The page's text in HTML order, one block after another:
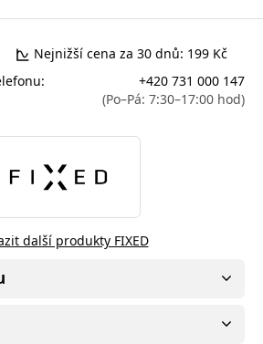
Nejnižší cena za 30 dnů: 199 Kč
+420 731 000 147
(Po–Pá: 7:30–17:00 hod)
další produkty FIXED